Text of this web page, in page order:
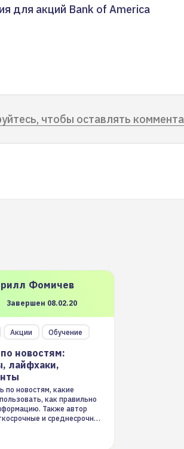
для акций Bank of America
чтобы оставлять
Фомичев
Завершен 08.02.20
Акции Обучение
новостям:
лайфхаки,
по новостям, какие
как правильно
Также автор
и среднесрочные